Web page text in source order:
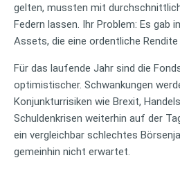
gelten, mussten mit
Federn lassen. Ihr Problem: Es gab
Assets, die eine ordentliche
Für das laufende Jahr sind die
optimistischer. Schwankungen
Konjunkturrisiken wie Brexit,
Schuldenkrisen weiterhin auf der
ein vergleichbar schlechtes
gemeinhin nicht erwartet.